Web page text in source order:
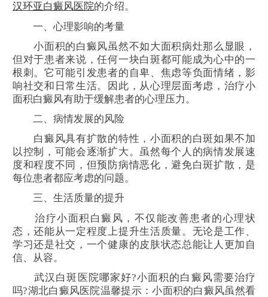
汉环亚白癜风医院的介绍。
一、心理影响的考量
小面积的白癜风虽然不如大面积病灶那么显眼，
但对于患者来说，任何一块白斑都可能成为心中的一
根刺。它可能引发患者的自卑、焦虑等负面情绪，影
响社交和日常生活。因此，从心理层面考虑，治疗小
面积白癜风有助于缓解患者的心理压力。
二、病情发展的风险
白癜风具有扩散的特性，小面积的白斑如果不加
以控制，可能会逐渐扩大。虽然每个人的病情发展速
度和程度不同，但预防病情恶化，避免白斑扩散，是
每位患者都应考虑的问题。
三、生活质量的提升
治疗小面积白癜风，不仅能改善患者的心理状
态，还能从一定程度上提升生活质量。无论是工作、
学习还是社交，一个健康的皮肤状态总能让人更加自
信、从容。
武汉白斑医院哪家好?小面积的白癜风需要治疗
吗?湖北白癜风医院温馨提示：小面积的白癜风虽然看